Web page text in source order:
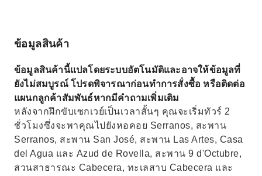
สถานที่น่าสนใจต่างๆ ในเมืองวาเลนเซียกันเถอะ
ข้อมูลสินค้า
ข้อมูลสินค้านี้แปลโดยระบบอัตโนมัติและอาจให้ข้อมูลที่
ยังไม่สมบูรณ์ โปรดพิจารณาก่อนทำการสั่งซื้อ หรือติดต่อ
แผนกลูกค้าสัมพันธ์หากมีคำถามเพิ่มเติม
หลังจากฝึกขับเซกเวย์เป็นเวลาสั้นๆ คุณจะเริ่มทัวร์ 2
ชั่วโมงซึ่งจะพาคุณไปยังหอคอย Serranos, สะพาน
Serranos, สะพาน San José, สะพาน Las Artes, Casa
del Agua และ Azud de Rovella, สะพาน 9 d'Octubre,
สวนสาธารณะ Cabecera, ทะเลสาบ Cabecera และ